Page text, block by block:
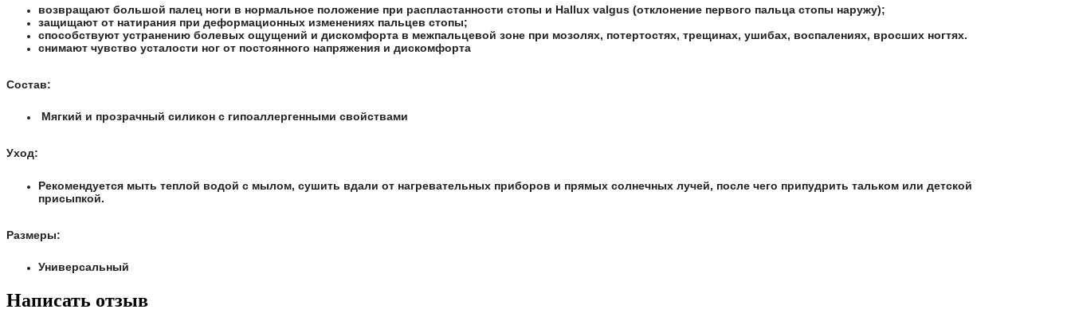
возвращают большой палец ноги в нормальное положение при распластанности стопы и Hallux valgus (отклонение первого пальца стопы наружу);
защищают от натирания при деформационных изменениях пальцев стопы;
способствуют устранению болевых ощущений и дискомфорта в межпальцевой зоне при мозолях, потертостях, трещинах, ушибах, воспалениях, вросших ногтях.
снимают чувство усталости ног от постоянного напряжения и дискомфорта
Состав:
Мягкий и прозрачный силикон с гипоаллергенными свойствами
Уход:
Рекомендуется мыть теплой водой с мылом, сушить вдали от нагревательных приборов и прямых солнечных лучей, после чего припудрить тальком или детской
присыпкой.
Размеры:
Универсальный
Написать отзыв